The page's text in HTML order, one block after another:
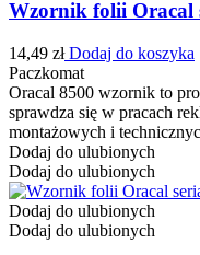
Wzornik folii Oracal
14,49 złDodaj do koszyka
Paczkomat
Oracal 8500 wzornik to
sprawdza się w pracach
montażowych i
Dodaj do ulubionych
Dodaj do ulubionych
Dodaj do ulubionych
Dodaj do ulubionych